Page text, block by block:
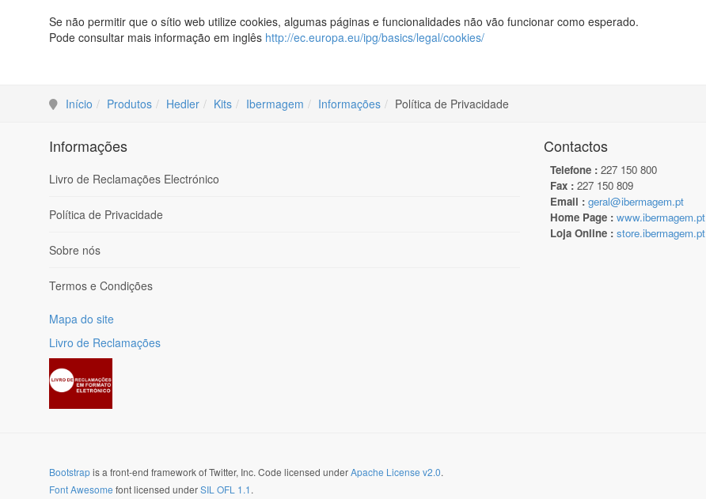
Se não permitir que o sítio web utilize cookies, algumas páginas e funcionalidades não vão funcionar como esperado.
Pode consultar mais informação em inglês http://ec.europa.eu/ipg/basics/legal/cookies/
Início Produtos Hedler Kits Ibermagem Informações Política de Privacidade
Informações
Livro de Reclamações Electrónico
Política de Privacidade
Sobre nós
Termos e Condições
Mapa do site
Livro de Reclamações
Contactos
Telefone : 227 150 800
Fax : 227 150 809
Email : geral@ibermagem.pt
Home Page : www.ibermagem.pt
Loja Online : store.ibermagem.pt
Bootstrapis a front-end framework of Twitter, Inc. Code licensed underApache License v2.0.
Font Awesome font licensed underSIL OFL 1.1.